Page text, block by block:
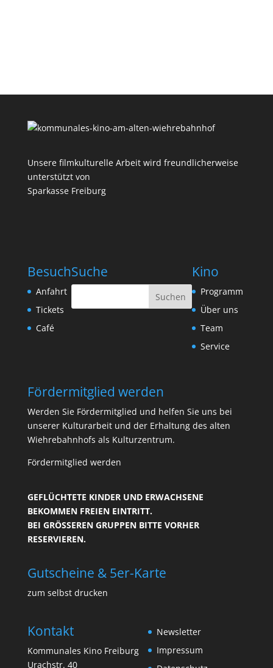
Unsere filmkulturelle Arbeit wird freundlicherweise
unterstützt von
Sparkasse Freiburg
Besuch
Anfahrt
Tickets
Café
Suche Kino
Programm
Über uns
Team
Service
Fördermitglied werden
Werden Sie Fördermitglied und helfen Sie uns bei
unserer Kulturarbeit und der Erhaltung des alten
Wiehrebahnhofs als Kulturzentrum.
Fördermitglied werden
GEFLÜCHTETE KINDER UND ERWACHSENE
BEKOMMEN FREIEN EINTRITT.
BEI GRÖSSEREN GRUPPEN BITTE VORHER R
ESERVIEREN.
Gutscheine & 5er-Karte
zum selbst drucken
Kontakt
Kommunales Kino Freiburg
Urachstr. 40
Newsletter
Impressum